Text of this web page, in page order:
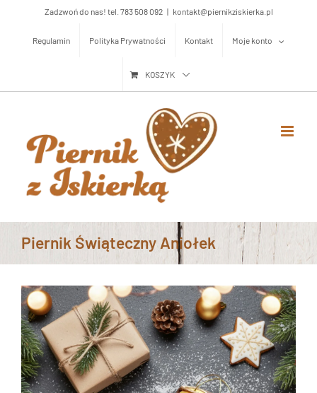
zawartości
Zadzwoń do nas! tel. 783 508 092 | kontakt@piernikziskierka.pl
Regulamin Polityka Prywatności Kontakt Moje konto
KOSZYK
Piernik Świąteczny Aniołek